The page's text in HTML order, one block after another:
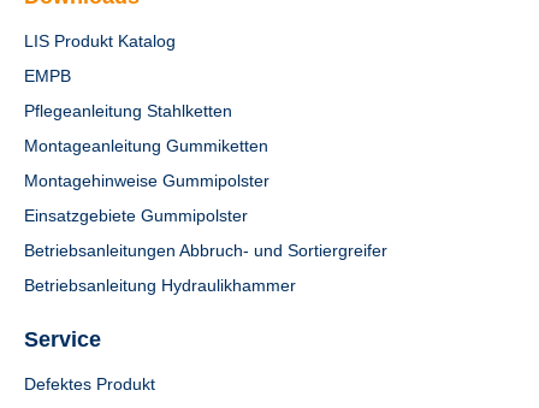
LIS Produkt Katalog
EMPB
Pflegeanleitung Stahlketten
Montageanleitung Gummiketten
Montagehinweise Gummipolster
Einsatzgebiete Gummipolster
Betriebsanleitungen Abbruch- und Sortiergreifer
Betriebsanleitung Hydraulikhammer
Service
Defektes Produkt